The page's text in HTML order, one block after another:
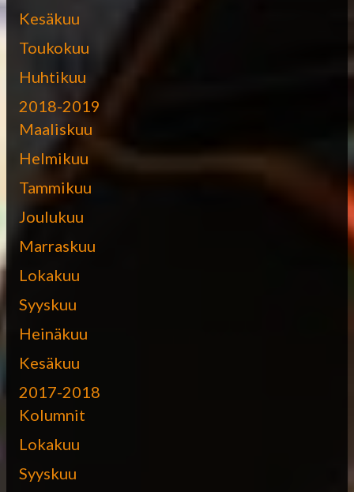
Kesäkuu
Toukokuu
Huhtikuu
2018-2019
Maaliskuu
Helmikuu
Tammikuu
Joulukuu
Marraskuu
Lokakuu
Syyskuu
Heinäkuu
Kesäkuu
2017-2018
Kolumnit
Lokakuu
Syyskuu